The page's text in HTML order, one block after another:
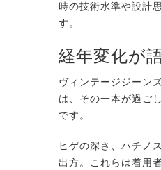
時の技術水準や設計
す。
経年変化が
ヴィンテージジーン
は、その一本が過ご
です。
ヒゲの深さ、ハチノ
出方。これらは着用